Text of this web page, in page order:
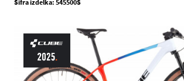
Šifra izdelka: 545500S